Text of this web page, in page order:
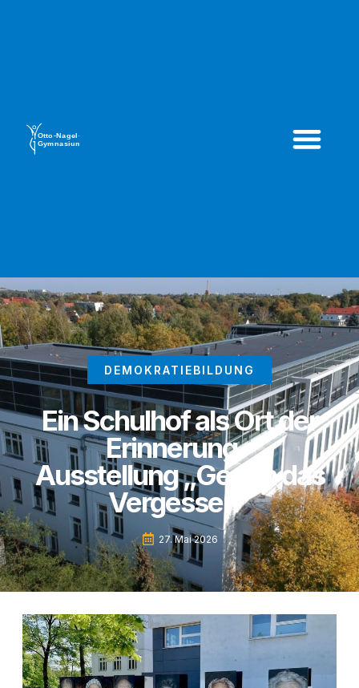
DEMOKRATIEBILDUNG
Ein Schulhof als Ort der
Erinnerung –
Ausstellung „Gegen das
Vergessen”
27. Mai 2026